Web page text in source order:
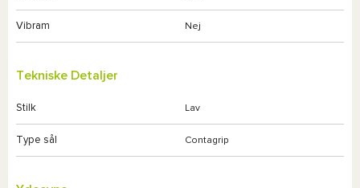
Vibram Nej
Tekniske Detaljer
Stilk Lav
Type sål Contagrip